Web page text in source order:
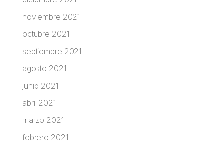
noviembre 2021
octubre 2021
septiembre 2021
agosto 2021
junio 2021
abril 2021
marzo 2021
febrero 2021